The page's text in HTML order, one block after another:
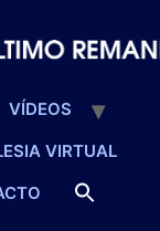
VÍDEOS
VIRTUAL